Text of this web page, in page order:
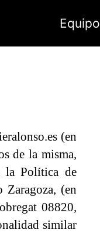
Equipo
(en
de la misma,
la Política de
(en
08820,
similar